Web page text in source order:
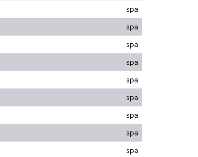
spa
spa
spa
spa
spa
spa
spa
spa
spa